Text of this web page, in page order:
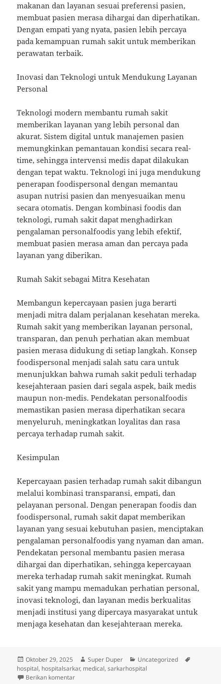
makanan dan layanan sesuai preferensi pasien,
membuat pasien merasa dihargai dan diperhatikan.
Dengan empati yang nyata, pasien lebih percaya
pada kemampuan rumah sakit untuk memberikan
perawatan terbaik.
Inovasi dan Teknologi untuk Mendukung Layanan
Personal
Teknologi modern membantu rumah sakit
memberikan layanan yang lebih personal dan
akurat. Sistem digital untuk manajemen pasien
memungkinkan pemantauan kondisi secara real-
time, sehingga intervensi medis dapat dilakukan
dengan tepat waktu. Teknologi ini juga mendukung
penerapan foodispersonal dengan memantau
asupan nutrisi pasien dan menyesuaikan menu
secara otomatis. Dengan kombinasi foodis dan
teknologi, rumah sakit dapat menghadirkan
pengalaman personalfoodis yang lebih efektif,
membuat pasien merasa aman dan percaya pada
layanan yang diberikan.
Rumah Sakit sebagai Mitra Kesehatan
Membangun kepercayaan pasien juga berarti
menjadi mitra dalam perjalanan kesehatan mereka.
Rumah sakit yang memberikan layanan personal,
transparan, dan penuh perhatian akan membuat
pasien merasa didukung di setiap langkah. Konsep
foodispersonal menjadi salah satu cara untuk
menunjukkan bahwa rumah sakit peduli terhadap
kesejahteraan pasien dari segala aspek, baik medis
maupun non-medis. Pendekatan personalfoodis
memastikan pasien merasa diperhatikan secara
menyeluruh, meningkatkan loyalitas dan rasa
percaya terhadap rumah sakit.
Kesimpulan
Kepercayaan pasien terhadap rumah sakit dibangun
melalui kombinasi transparansi, empati, dan
pelayanan personal. Dengan penerapan foodis dan
foodispersonal, rumah sakit dapat memberikan
layanan yang sesuai kebutuhan pasien, menciptakan
pengalaman personalfoodis yang nyaman dan aman.
Pendekatan personal membantu pasien merasa
dihargai dan diperhatikan, sehingga kepercayaan
mereka terhadap rumah sakit meningkat. Rumah
sakit yang mampu memadukan perhatian personal,
inovasi teknologi, dan layanan medis berkualitas
menjadi institusi yang dipercaya masyarakat untuk
menjaga kesehatan dan kesejahteraan mereka.
Diposkan
pada
Oktober 29, 2025 Penulis
Super Duper Kategori
Uncategorized
hospital, hospitalsarkar, medical,sarkarhospital
Berikan komentaruntuk Membangun Kepercayaan Pasien terhadap